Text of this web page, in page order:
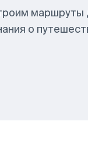
маршруты
о